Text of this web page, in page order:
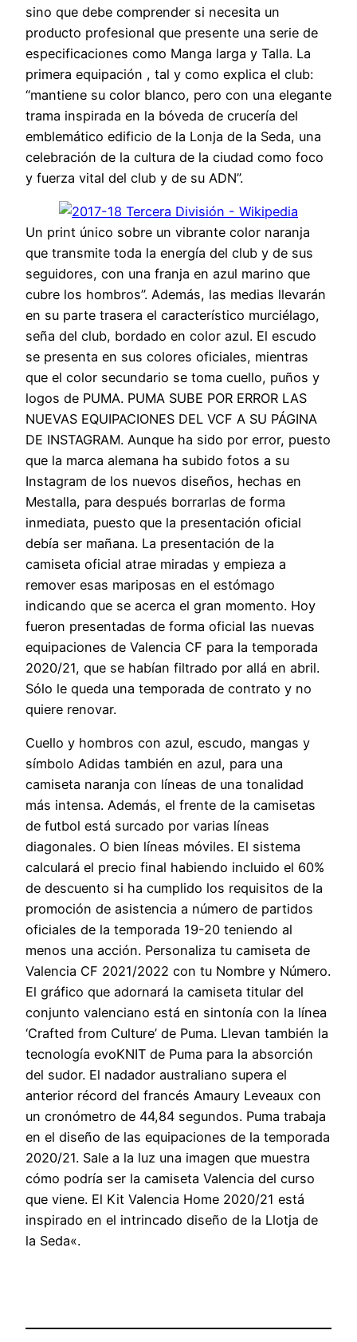
sino que debe comprender si necesita un
producto profesional que presente una serie de
especificaciones como Manga larga y Talla. La
primera equipación , tal y como explica el club:
“mantiene su color blanco, pero con una elegante
trama inspirada en la bóveda de crucería del
emblemático edificio de la Lonja de la Seda, una
celebración de la cultura de la ciudad como foco
y fuerza vital del club y de su ADN”.
Un print único sobre un vibrante color naranja
que transmite toda la energía del club y de sus
seguidores, con una franja en azul marino que
cubre los hombros”. Además, las medias llevarán
en su parte trasera el característico murciélago,
seña del club, bordado en color azul. El escudo
se presenta en sus colores oficiales, mientras
que el color secundario se toma cuello, puños y
logos de PUMA. PUMA SUBE POR ERROR LAS
NUEVAS EQUIPACIONES DEL VCF A SU PÁGINA
DE INSTAGRAM. Aunque ha sido por error, puesto
que la marca alemana ha subido fotos a su
Instagram de los nuevos diseños, hechas en
Mestalla, para después borrarlas de forma
inmediata, puesto que la presentación oficial
debía ser mañana. La presentación de la
camiseta oficial atrae miradas y empieza a
remover esas mariposas en el estómago
indicando que se acerca el gran momento. Hoy
fueron presentadas de forma oficial las nuevas
equipaciones de Valencia CF para la temporada
2020/21, que se habían filtrado por allá en abril.
Sólo le queda una temporada de contrato y no
quiere renovar.
Cuello y hombros con azul, escudo, mangas y
símbolo Adidas también en azul, para una
camiseta naranja con líneas de una tonalidad
más intensa. Además, el frente de la camisetas
de futbol está surcado por varias líneas
diagonales. O bien líneas móviles. El sistema
calculará el precio final habiendo incluido el 60%
de descuento si ha cumplido los requisitos de la
promoción de asistencia a número de partidos
oficiales de la temporada 19-20 teniendo al
menos una acción. Personaliza tu camiseta de
Valencia CF 2021/2022 con tu Nombre y Número.
El gráfico que adornará la camiseta titular del
conjunto valenciano está en sintonía con la línea
‘Crafted from Culture’ de Puma. Llevan también la
tecnología evoKNIT de Puma para la absorción
del sudor. El nadador australiano supera el
anterior récord del francés Amaury Leveaux con
un cronómetro de 44,84 segundos. Puma trabaja
en el diseño de las equipaciones de la temporada
2020/21. Sale a la luz una imagen que muestra
cómo podría ser la camiseta Valencia del curso
que viene. El Kit Valencia Home 2020/21 está
inspirado en el intrincado diseño de la Llotja de
la Seda«.